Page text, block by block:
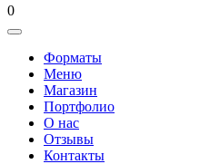
0
Форматы
Меню
Магазин
Портфолио
О нас
Отзывы
Контакты